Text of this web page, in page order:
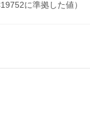
に準拠した値）